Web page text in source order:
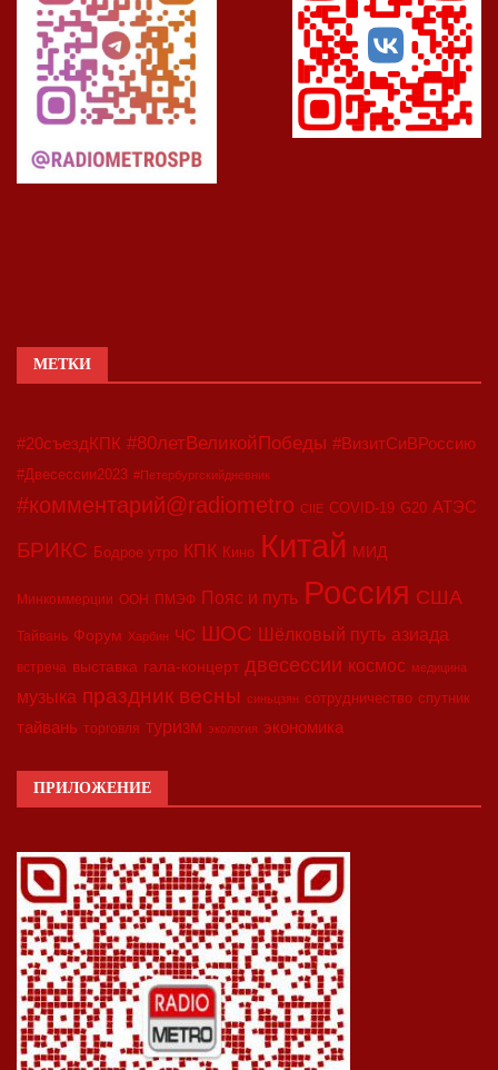
МЕТКИ
#20съездКПК #80летВеликойПобеды #ВизитСиВРоссию
#Двесессии2023 #Петербургскийдневник
#комментарий@radiometro CIIE COVID-19 G20 АТЭС
БРИКС Бодрое утро КПК Кино Китай МИД
Минкоммерции ООН ПМЭФ Пояс и путь Россия США
Тайвань Форум Харбин ЧС ШОС Шёлковый путь азиада
встреча выставка гала-концерт двесессии космос медицина
музыка праздник весны синьцзян сотрудничество спутник
тайвань торговля туризм экология экономика
ПРИЛОЖЕНИЕ